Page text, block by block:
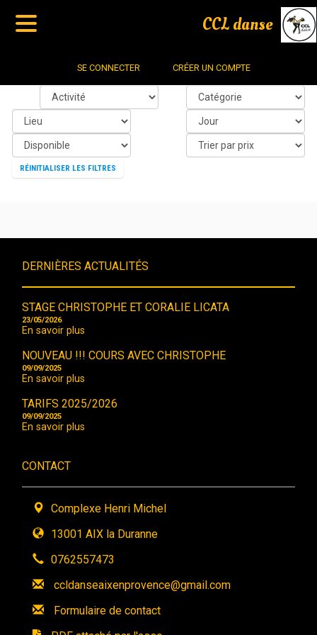
CCL danse
SE CONNECTER CRÉER UN COMPTE
RÉINITIALISER LES FILTRES
DERNIÈRES ACTUALITÉS
STAGE CHRISTOPHE ET CORALIE LICATA
23/05/2026
En savoir plus
NOUVEAU !!! COURS AVEC CHRISTOPHE
09/09/2025
En savoir plus
TARIFS 2025/2026
09/09/2025
En savoir plus
CONTACT
Complexe Henri Michel
13001 AIX la Duranne
0762557473
ccldanseaixenprovence@gmail.com
Formulaire de contact